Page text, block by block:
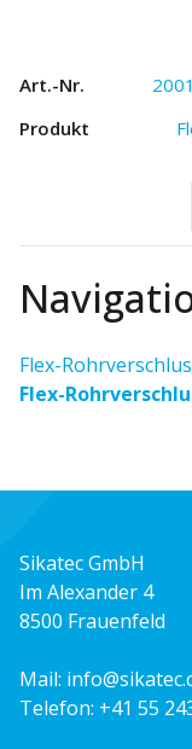
Flex-
Flex-
Sikatec GmbH
Im Alexander 4
8500 Frauenfeld
Mail:
Telefon: +41 55